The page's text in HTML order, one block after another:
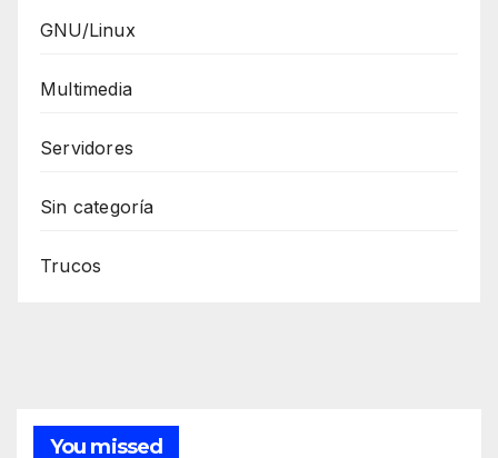
GNU/Linux
Multimedia
Servidores
Sin categoría
Trucos
You missed